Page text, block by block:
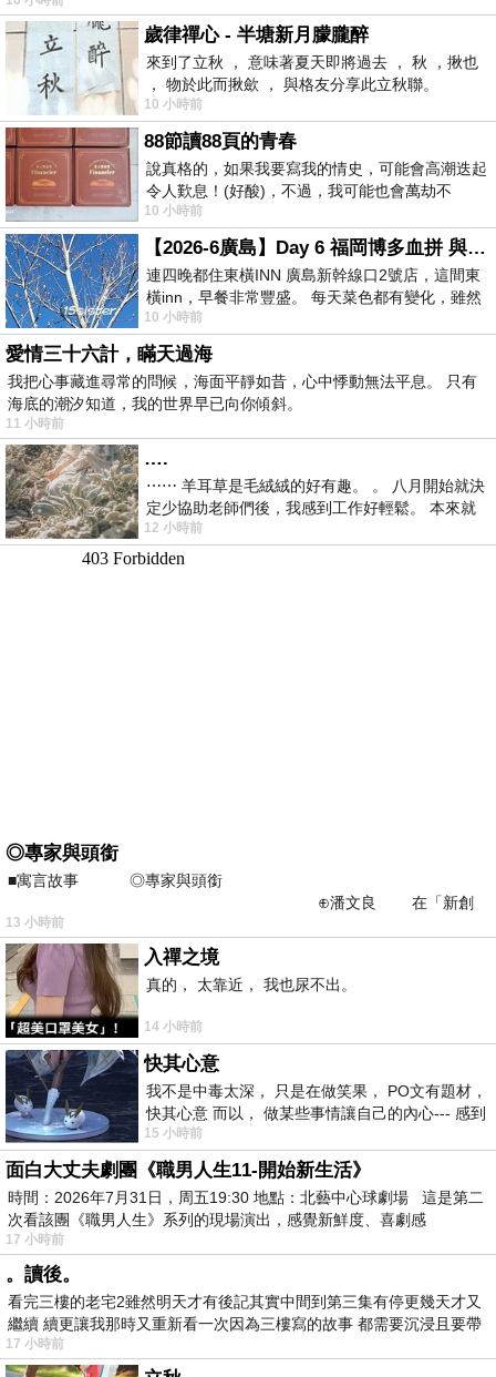
歲律禪心 - 半塘新月朦朧醉
來到了立秋 ， 意味著夏天即將過去 ， 秋 ，揪也
， 物於此而揪歛 ， 與格友分享此立秋聯。
10 小時前
88節讀88頁的青春
說真格的，如果我要寫我的情史，可能會高潮迭起
令人歎息！(好酸)，不過，我可能也會萬劫不
復...，每天跪鍵盤還是被判了花心的罪
10 小時前
【2026-6廣島】Day 6 福岡博多血拼 與機場接送少年司機深夜對談
連四晚都住東橫INN 廣島新幹線口2號店，這間東
橫inn，早餐非常豐盛。 每天菜色都有變化，雖然
看到工作人員拿出料理包加熱，但
10 小時前
愛情三十六計，瞞天過海
我把心事藏進尋常的問候，海面平靜如昔，心中悸動無法平息。 只有
海底的潮汐知道，我的世界早已向你傾斜。
11 小時前
….
⋯⋯ 羊耳草是毛絨絨的好有趣。 。 八月開始就決
定少協助老師們後，我感到工作好輕鬆。 本來就
不是我的工作啊。 真
12 小時前
◎專家與頭銜
■寓言故事 ◎專家與頭銜
⊕潘文良 在「新創
之谷」裡——
13 小時前
入禪之境
真的， 太靠近， 我也尿不出。
14 小時前
快其心意
我不是中毒太深， 只是在做笑果， PO文有題材，
快其心意 而以， 做某些事情讓自己的內心--- 感到
愉快。
15 小時前
面白大丈夫劇團《職男人生11-開始新生活》
時間：2026年7月31日，周五19:30 地點：北藝中心球劇場 這是第二
次看該團《職男人生》系列的現場演出，感覺新鮮度、喜劇感
17 小時前
。讀後。
看完三樓的老宅2雖然明天才有後記其實中間到第三集有停更幾天才又
繼續 續更讓我那時又重新看一次因為三樓寫的故事 都需要沉浸且要帶
有
17 小時前